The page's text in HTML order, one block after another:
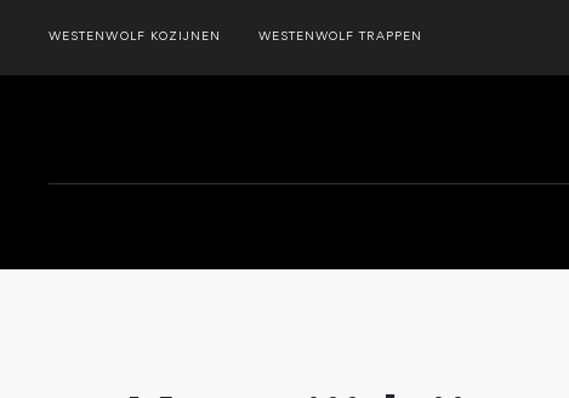
WESTENWOLF KOZIJNEN WESTENWOLF TRAPPEN